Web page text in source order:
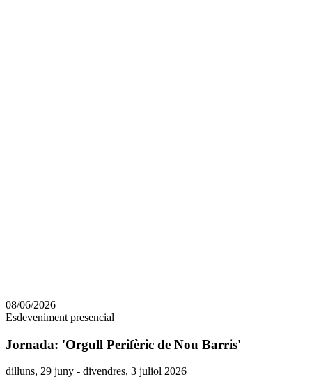
en
altres
socials
08/06/2026
Esdeveniment presencial
Jornada: 'Orgull Perifèric de Nou Barris'
Data
dilluns, 29 juny - divendres, 3 juliol 2026